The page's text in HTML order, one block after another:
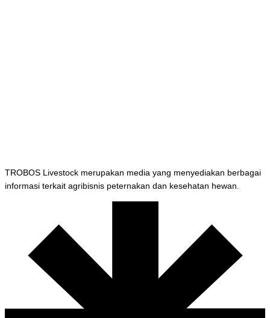
TROBOS Livestock merupakan media yang menyediakan berbagai
informasi terkait agribisnis peternakan dan kesehatan hewan.